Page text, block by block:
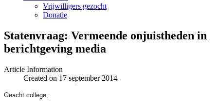
Vrijwilligers gezocht
Donatie
Statenvraag: Vermeende onjuistheden in
berichtgeving media
Article Information
Created on 17 september 2014
Geacht college,